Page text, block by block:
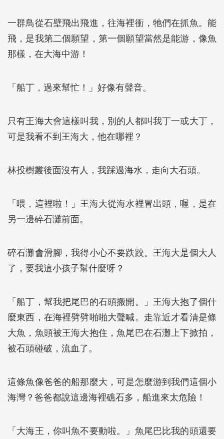
一群鳥從石壁飛出飛進，往海裡衝，牠們在抓魚。能
飛，是我第二個願望，第一個願望當然是能游，像魚
那樣，在大海中游！
「船丁，過來幫忙！」好像有聲音。
只有王海大會這樣叫我，別的人都叫我丁一或大丁，
可是我看不到王海大，他在哪裡？
林投樹叢後面沒有人，我踩過海水，走向大石頭。
「喂，這裡啦！」王海大從海水裡冒出頭，喔，是在
另一邊碎石灘前面。
碎石灘會滑腳，我得小心不要跌跤。王海大是個大人
了，要我這小孩子幫什麼呀？
「船丁，幫我把尾巴的石頭搬開。」王海大抱了個什
麼東西，在海裡劈劈啪啪大聲喊。走靠近才看清是條
大魚，魚頭被王海大抱住，魚尾巴在石灘上下掀拍，
被石頭碰破，流血了。
這條魚像爸爸的船那麼大，可是怎麼游到我們這個小
海灣？爸爸都說這邊海裡礁石多，船進來太危險！
「大海王，你叫魚不要動啦。」魚尾巴比我的頭還要